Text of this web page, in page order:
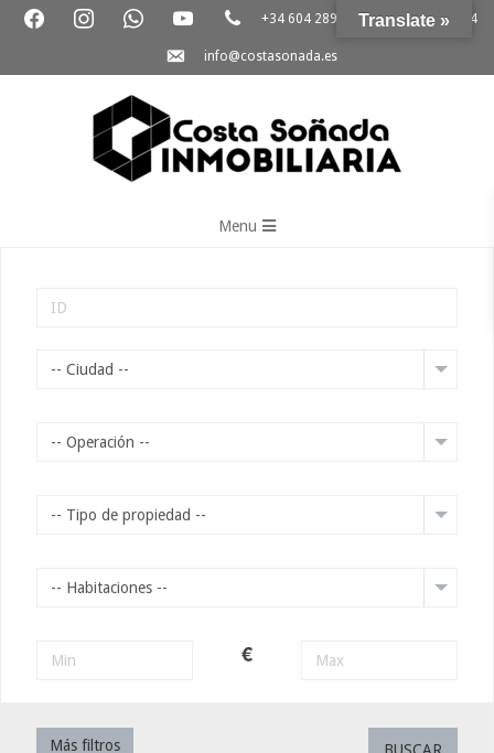
+34 604 289 264 +34 865 796 054
info@costasonada.es
Menu
-- Ciudad --
-- Operación --
-- Tipo de propiedad --
-- Habitaciones --
€
Más filtros
Translate »